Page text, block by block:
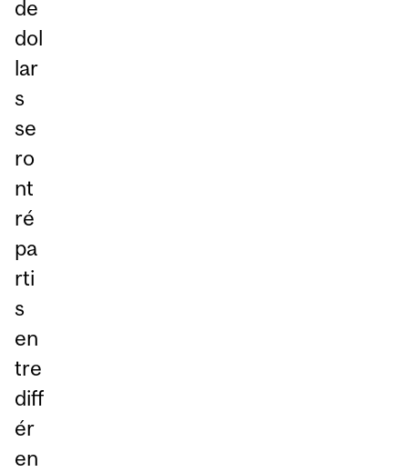
de
dol
lar
s
se
ro
nt
ré
pa
rti
s
en
tre
diff
ér
en